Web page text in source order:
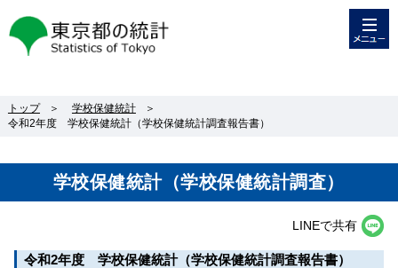
東京都の統計
トップ ＞ 学校保健統計
＞
令和2年度 学校保健統計（学校保健統計調査報告書）
学校保健統計（学校保健統計調査）
LINEで共有
令和2年度 学校保健統計（学校保健統計調査報告書）